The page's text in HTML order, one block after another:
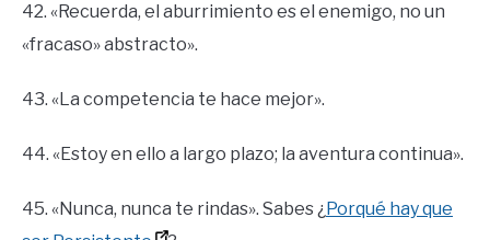
42. «Recuerda, el aburrimiento es el enemigo, no un
«fracaso» abstracto».
43. «La competencia te hace mejor».
44. «Estoy en ello a largo plazo; la aventura continua».
45. «Nunca, nunca te rindas». Sabes ¿ Porqué hay que